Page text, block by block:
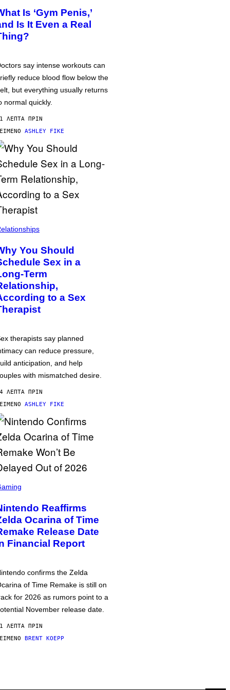
Is ‘Gym Penis,’
Is It Even a Real
say intense workouts can
reduce blood flow below the
but everything usually returns
normal quickly.
ΛΕΠΤΆ ΠΡΙΝ
ASHLEY FIKE
You Should
Sex in a
Term
to a Sex
therapists say planned
can reduce pressure,
anticipation, and help
with mismatched desire.
ΛΕΠΤΆ ΠΡΙΝ
ASHLEY FIKE
Reaffirms
Ocarina of Time
Release Date
Financial Report
confirms the Zelda
of Time Remake is still on
for 2026 as rumors point to a
November release date.
ΛΕΠΤΆ ΠΡΙΝ
BRENT KOEPP